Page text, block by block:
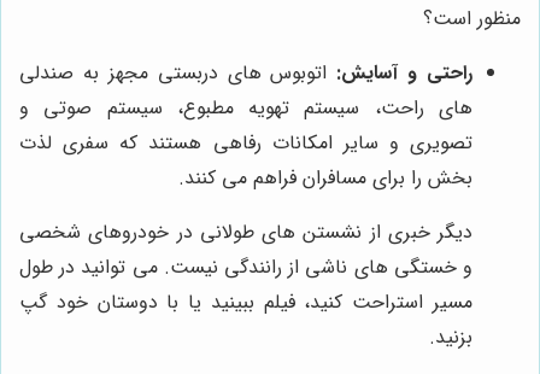
منظور است؟
راحتی و آسایش: اتوبوس های دربستی مجهز به صندلی
های راحت، سیستم تهویه مطبوع، سیستم صوتی و
تصویری و سایر امکانات رفاهی هستند که سفری لذت
بخش را برای مسافران فراهم می کنند.
دیگر خبری از نشستن های طولانی در خودروهای شخصی
و خستگی های ناشی از رانندگی نیست. می توانید در طول
مسیر استراحت کنید، فیلم ببینید یا با دوستان خود گپ
بزنید.